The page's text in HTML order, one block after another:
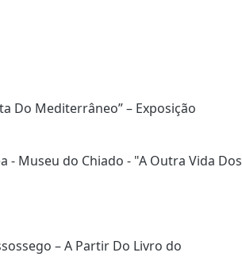
Do Mediterrâneo” – Exposição
- Museu do Chiado - "A Outra Vida Dos
– A Partir Do Livro do